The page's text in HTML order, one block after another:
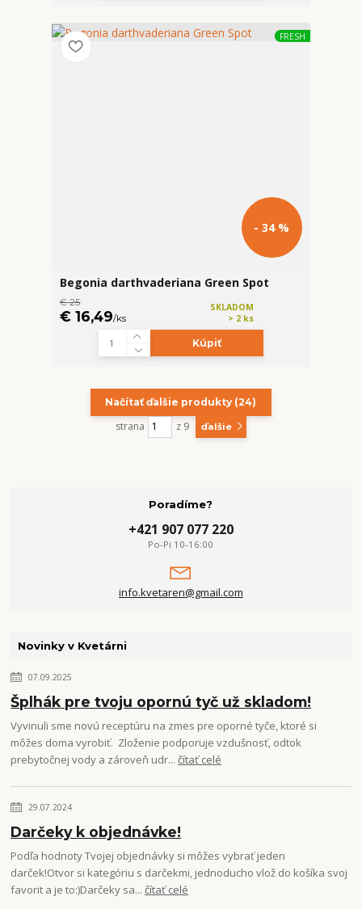
FRESH
- 34 %
Begonia darthvaderiana Green Spot
€ 25
€ 16,49/ks
SKLADOM
> 2 ks
Kúpiť
Načítať ďalšie produkty (24)
strana z 9 ďalšie
Poradíme?
+421 907 077 220
Po-Pi 10-16:00
info.kvetaren@gmail.com
Novinky v Kvetárni
07.09.2025
Šplhák pre tvoju opornú tyč už skladom!
Vyvinuli sme novú receptúru na zmes pre oporné tyče, ktoré si
môžes doma vyrobiť. Zloženie podporuje vzdušnosť, odtok
prebytočnej vody a zároveň udr...čítať celé
29.07.2024
Darčeky k objednávke!
Podľa hodnoty Tvojej objednávky si môžes vybrať jeden
darček!Otvor si kategóriu s darčekmi, jednoducho vlož do košíka svoj
favorit a je to:)Darčeky sa...čítať celé